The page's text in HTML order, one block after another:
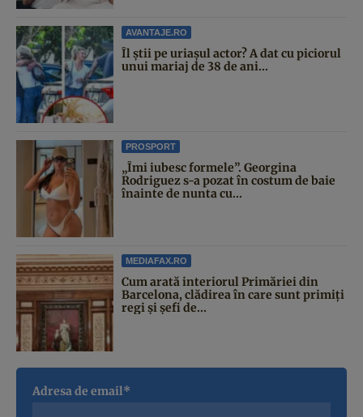
AVANTAJE.RO
Îl știi pe uriașul actor? A dat cu piciorul
unui mariaj de 38 de ani...
PROSPORT
„Îmi iubesc formele”. Georgina
Rodriguez s-a pozat în costum de baie
înainte de nunta cu...
MEDIAFAX.RO
Cum arată interiorul Primăriei din
Barcelona, clădirea în care sunt primiți
regi și șefi de...
Adresa de email*